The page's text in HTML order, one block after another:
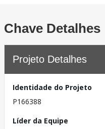
Chave Detalhes
Projeto Detalhes
Identidade do Projeto
P166388
Líder da Equipe